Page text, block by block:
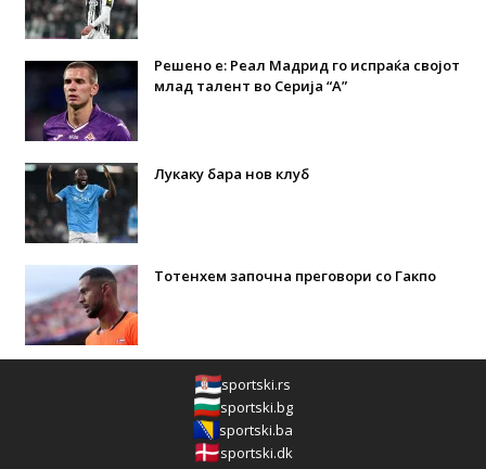
Решено е: Реал Мадрид го испраќа својот
млад талент во Серија “А”
Лукаку бара нов клуб
Тотенхем започна преговори со Гакпо
sportski.rs
sportski.bg
sportski.ba
sportski.dk